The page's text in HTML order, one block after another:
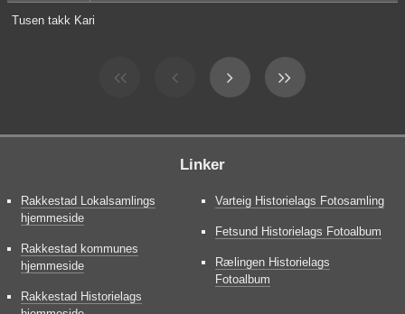
Tusen takk Kari
Linker
Rakkestad Lokalsamlings
hjemmeside
Rakkestad kommunes
hjemmeside
Rakkestad Historielags
Varteig Historielags Fotosamling
Fetsund Historielags Fotoalbum
Rælingen Historielags
Fotoalbum